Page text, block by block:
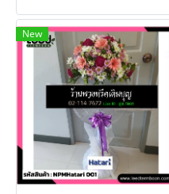
New